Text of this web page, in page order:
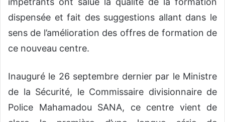
dispensée et fait des suggestions allant dans le
sens de l’amélioration des offres de formation de
ce nouveau centre.
Inauguré le 26 septembre dernier par le Ministre
de la Sécurité, le Commissaire divisionnaire de
Police Mahamadou SANA, ce centre vient de